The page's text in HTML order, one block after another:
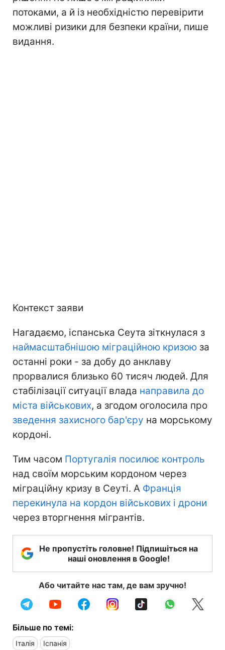
потоками, а й із необхідністю перевірити
можливі ризики для безпеки країни, пише
видання.
Контекст заяви
Нагадаємо, іспанська Сеута зіткнулася з
наймасштабнішою міграційною кризою за
останні роки - за добу до анклаву
прорвалися близько 60 тисяч людей. Для
стабілізації ситуації влада направила до
міста військових, а згодом оголосила про
зведення захисного бар'єру на морському
кордоні.
Тим часом Португалія посилює контроль
над своїм морським кордоном через
міграційну кризу в Сеуті. А Франція
перекинула на кордон військових і дрони
через вторгнення мігрантів.
Не пропустіть головне! Підпишіться на
наші оновлення в Google!
Або читайте нас там, де вам зручно!
Більше по темі:
Італія Іспанія